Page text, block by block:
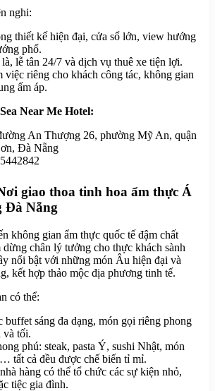
nghi:
thiết kế hiện đại, cửa sổ lớn, view hướng
phố.
lễ tân 24/7 và dịch vụ thuê xe tiện lợi.
việc riêng cho khách công tác, không gian
ấm áp.
Near Me Hotel:
An Thượng 26, phường Mỹ An, quận
Đà Nẵng
giao thoa tinh hoa ẩm thực Á
Đà Nẵng
không gian ẩm thực quốc tế đậm chất
dừng chân lý tưởng cho thực khách sành
nổi bật với những món Âu hiện đại và
kết hợp thảo mộc địa phương tinh tế.
có thể:
buffet sáng đa dạng, món gọi riêng phong
và tối.
phú: steak, pasta Ý, sushi Nhật, món
tất cả đều được chế biến tỉ mỉ.
hàng có thể tổ chức các sự kiện nhỏ,
tiệc gia đình.